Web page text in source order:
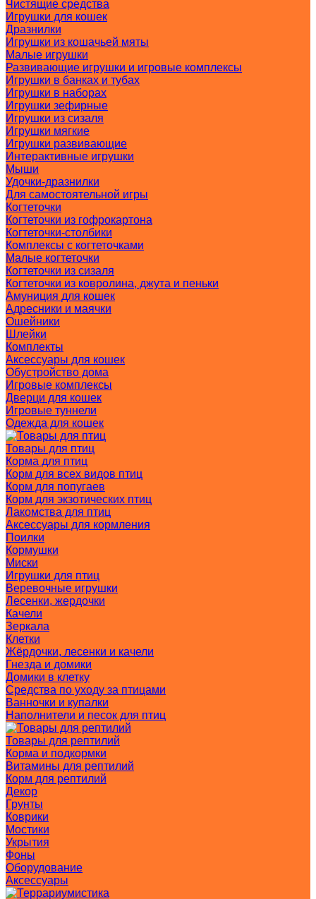
Чистящие средства
Игрушки для кошек
Дразнилки
Игрушки из кошачьей мяты
Малые игрушки
Развивающие игрушки и игровые комплексы
Игрушки в банках и тубах
Игрушки в наборах
Игрушки зефирные
Игрушки из сизаля
Игрушки мягкие
Игрушки развивающие
Интерактивные игрушки
Мыши
Удочки-дразнилки
Для самостоятельной игры
Когтеточки
Когтеточки из гофрокартона
Когтеточки-столбики
Комплексы с когтеточками
Малые когтеточки
Когтеточки из сизаля
Когтеточки из ковролина, джута и пеньки
Амуниция для кошек
Адресники и маячки
Ошейники
Шлейки
Комплекты
Аксессуары для кошек
Обустройство дома
Игровые комплексы
Дверци для кошек
Игровые туннели
Одежда для кошек
Товары для птиц
Корма для птиц
Корм для всех видов птиц
Корм для попугаев
Корм для экзотических птиц
Лакомства для птиц
Аксессуары для кормления
Поилки
Кормушки
Миски
Игрушки для птиц
Веревочные игрушки
Лесенки, жердочки
Качели
Зеркала
Клетки
Жёрдочки, лесенки и качели
Гнезда и домики
Домики в клетку
Средства по уходу за птицами
Ванночки и купалки
Наполнители и песок для птиц
Товары для рептилий
Корма и подкормки
Витамины для рептилий
Корм для рептилий
Декор
Грунты
Коврики
Мостики
Укрытия
Фоны
Оборудование
Аксессуары